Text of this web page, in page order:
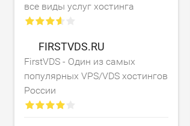
все виды услуг хостинга
FIRSTVDS.RU
FirstVDS - Один из самых
популярных VPS/VDS хостингов
России